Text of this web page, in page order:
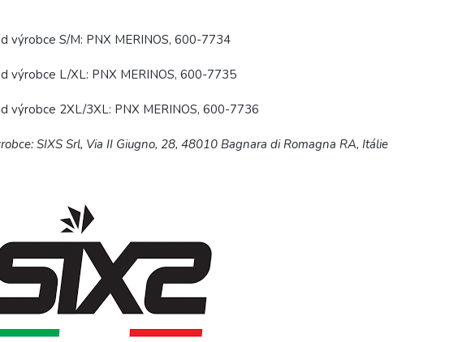
výrobce S/M: PNX MERINOS, 600-7734
výrobce L/XL: PNX MERINOS, 600-7735
výrobce 2XL/3XL: PNX MERINOS, 600-7736
SIXS Srl, Via II Giugno, 28, 48010 Bagnara di Romagna RA, Itálie